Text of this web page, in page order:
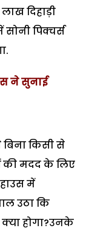
दिहाड़ी
पिक्चर्स
ने सुनाई
किसी से
की मदद के लिए
में
उठा कि
होगा?उनके